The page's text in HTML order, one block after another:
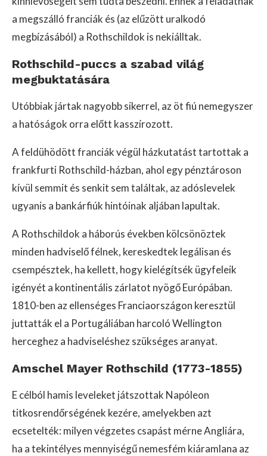
a megszálló franciák és (az elűzött uralkodó
megbízásából) a Rothschildok is nekiálltak.
Rothschild-puccs a szabad világ
megbuktatására
Utóbbiak jártak nagyobb sikerrel, az öt fiú nemegyszer
a hatóságok orra előtt kasszírozott.
A feldühödött franciák végül házkutatást tartottak a
frankfurti Rothschild-házban, ahol egy pénztároson
kívül semmit és senkit sem találtak, az adóslevelek
ugyanis a bankárfiúk hintóinak aljában lapultak.
A Rothschildok a háborús években kölcsönöztek
minden hadviselő félnek, kereskedtek legálisan és
csempésztek, ha kellett, hogy kielégítsék ügyfeleik
igényét a kontinentális zárlatot nyögő Európában.
1810-ben az ellenséges Franciaországon keresztül
juttatták el a Portugáliában harcoló Wellington
herceghez a hadviseléshez szükséges aranyat.
Amschel Mayer Rothschild (1773-1855)
E célból hamis leveleket játszottak Napóleon
titkosrendőrségének kezére, amelyekben azt
ecsetelték: milyen végzetes csapást mérne Angliára,
ha a tekintélyes mennyiségű nemesfém kiáramlana az